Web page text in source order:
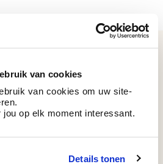
van cookies
van cookies om uw site-
jou op elk moment interessant.
Details tonen